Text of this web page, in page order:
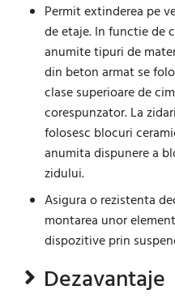
Permit extinderea pe
de etaje. In functie de
anumite tipuri de
din beton armat se
clase superioare de
corespunzator. La
folosesc blocuri
anumita dispunere a
zidului.
Asigura o rezistenta
montarea unor
dispozitive prin
Dezavantaje